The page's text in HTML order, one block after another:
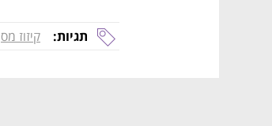
תגיות: קיזוז מס